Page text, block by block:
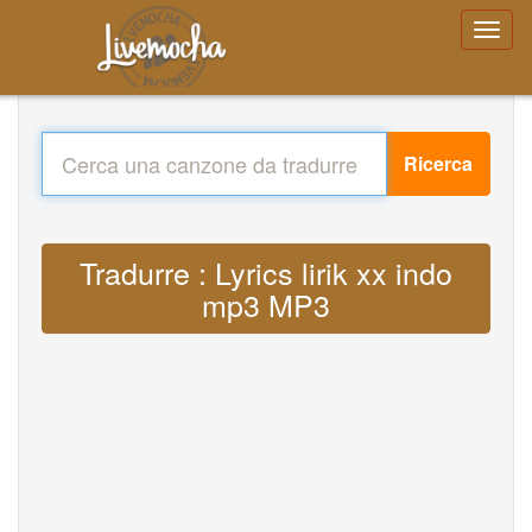
Ricerca
Tradurre : Lyrics lirik xx indo
mp3 MP3